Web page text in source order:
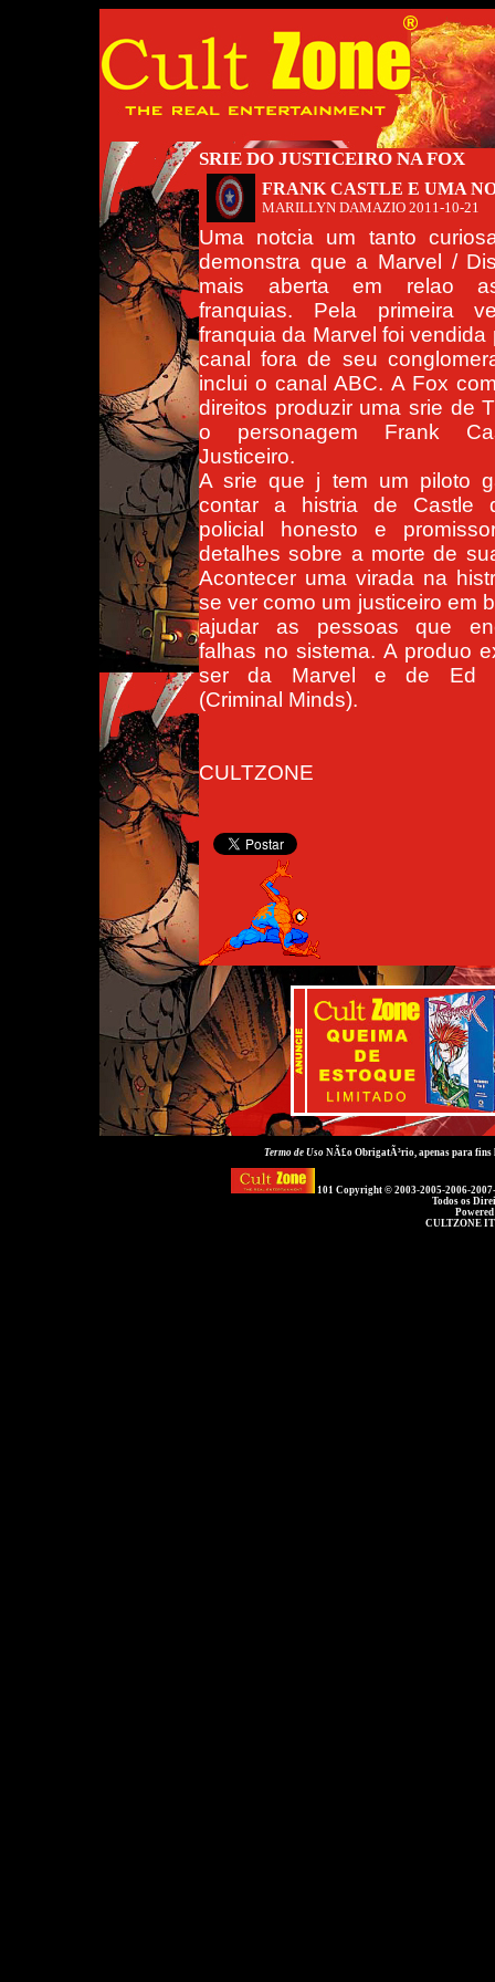
SRIE DO JUSTICEIRO NA FOX
FRANK CASTLE E UMA
MARILLYN DAMAZIO 2011-10-21
Uma notcia um tanto
demonstra que a Marvel /
mais aberta em relao
franquias. Pela primeira
franquia da Marvel foi vendida
canal fora de seu
inclui o canal ABC. A Fox
direitos produzir uma srie de
o personagem Frank
Justiceiro.
A srie que j tem um piloto
contar a histria de Castle
policial honesto e
detalhes sobre a morte de
Acontecer uma virada na
se ver como um justiceiro em
ajudar as pessoas que
falhas no sistema. A produo
ser da Marvel e de Ed
(Criminal Minds).
CULTZONE
Termo de UsoNÃ£o ObrigatÃ³rio, apenas para
101 Copyright © 2003-2005-2006-
Todos os
CULTZONE